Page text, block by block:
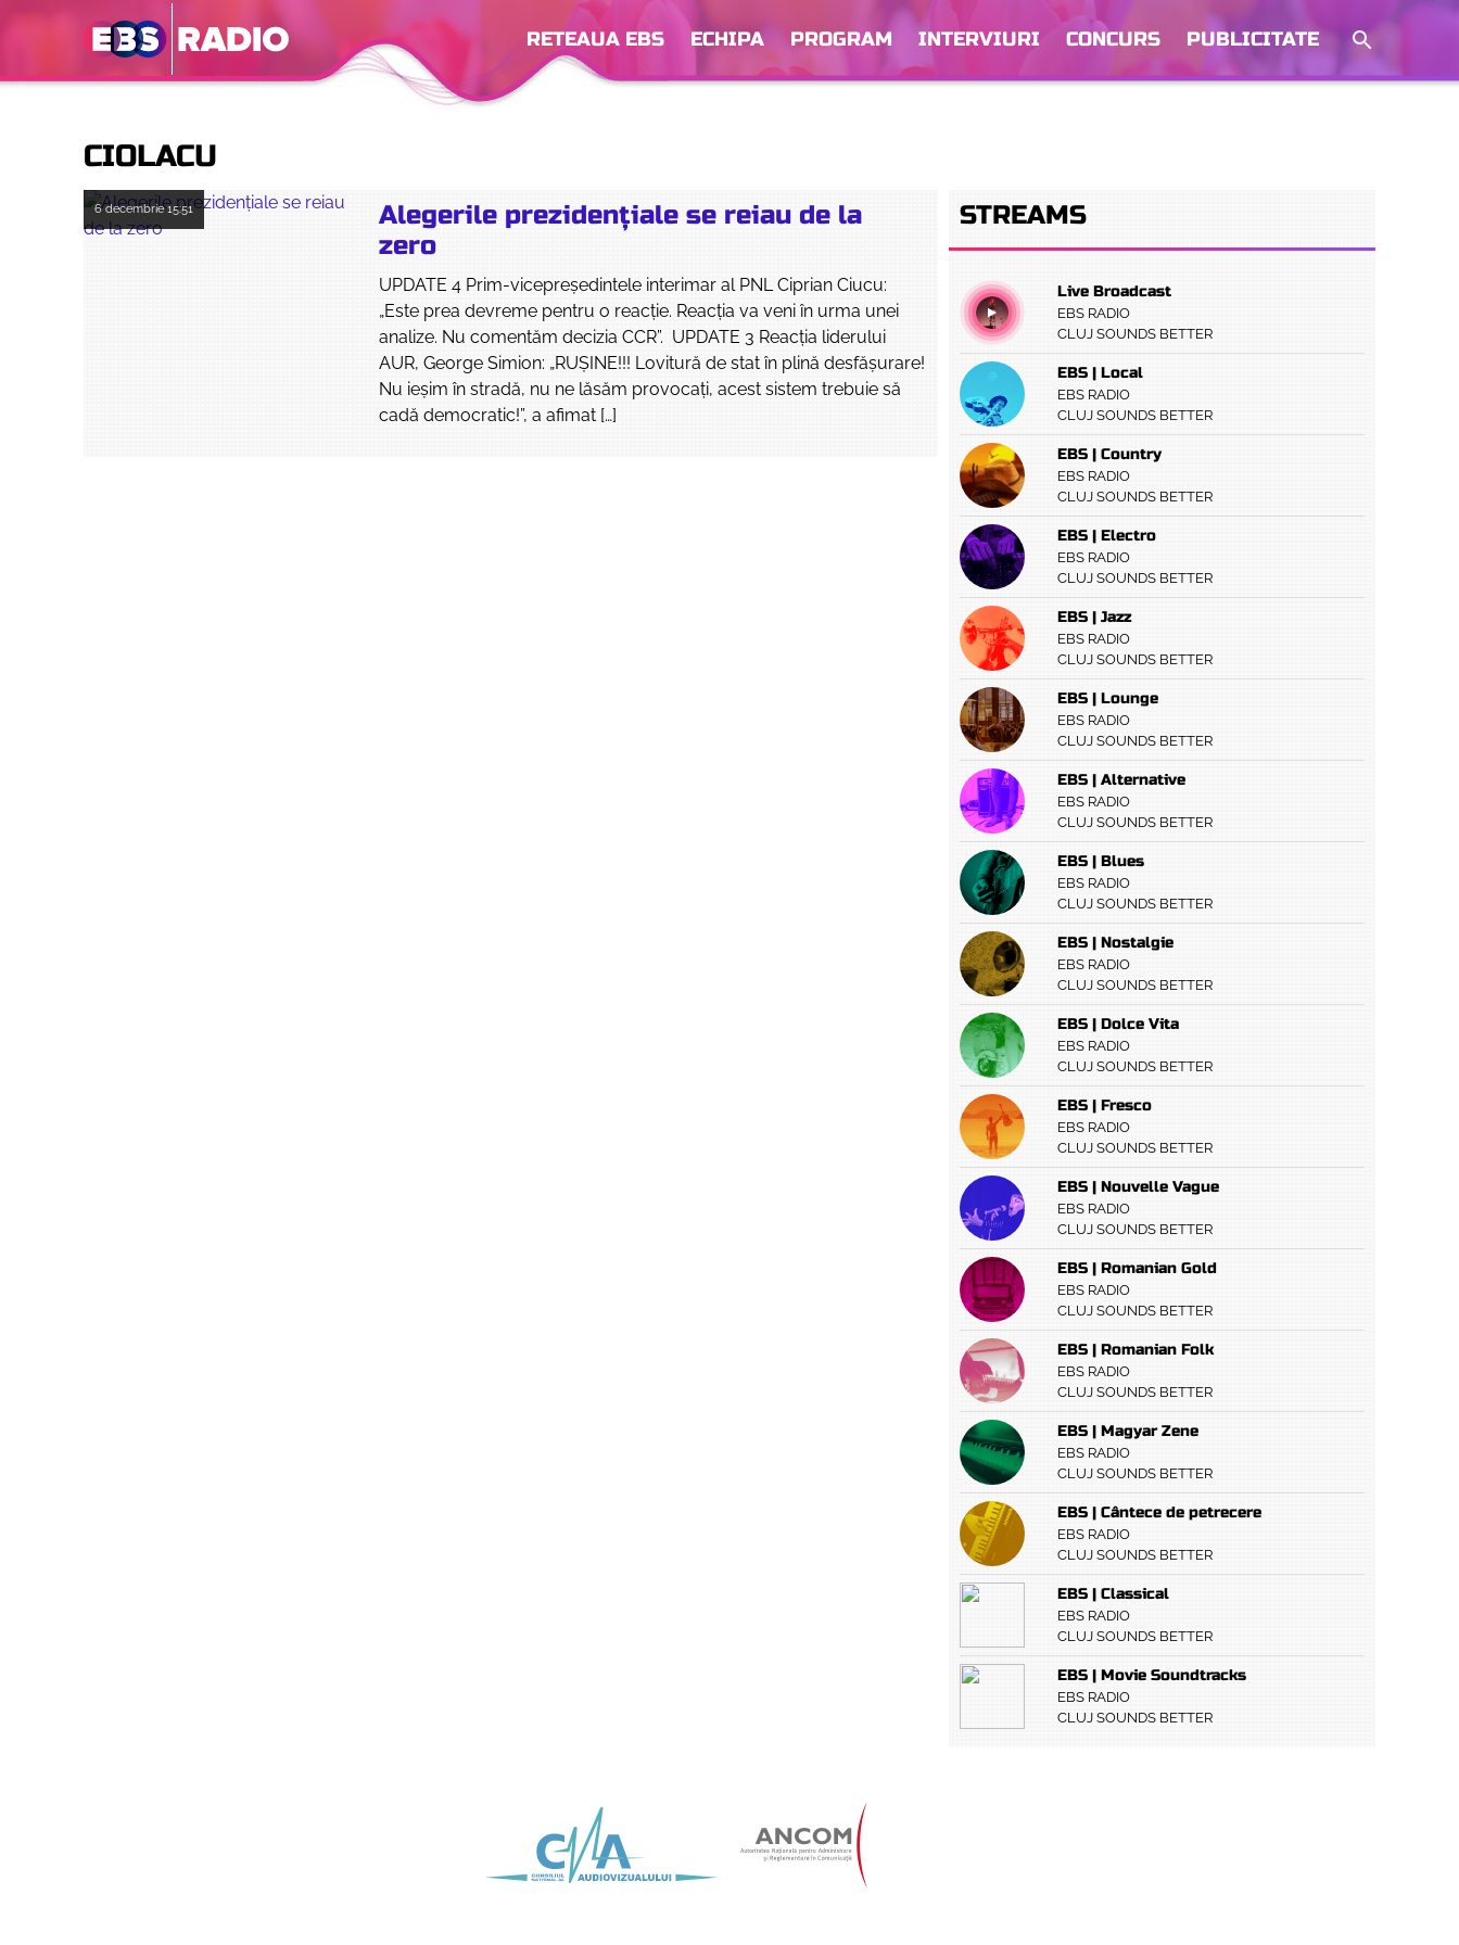
RETEAUA EBS ECHIPA PROGRAM INTERVIURI CONCURS PUBLICITATE
CIOLACU
6 decembrie15:51
Alegerile prezidenţiale se reiau de la
zero
UPDATE 4 Prim-vicepreşedintele interimar al PNL Ciprian Ciucu:
„Este prea devreme pentru o reacţie. Reacţia va veni în urma unei
analize. Nu comentăm decizia CCR”. UPDATE 3 Reacţia liderului
AUR, George Simion: „RUŞINE!!! Lovitură de stat în plină desfăşurare!
Nu ieşim în stradă, nu ne lăsăm provocaţi, acest sistem trebuie să
cadă democratic!”, a afimat […]
STREAMS
Live Broadcast
EBS RADIO
CLUJ SOUNDS BETTER
EBS | Local
EBS RADIO
CLUJ SOUNDS BETTER
EBS | Country
EBS RADIO
CLUJ SOUNDS BETTER
EBS | Electro
EBS RADIO
CLUJ SOUNDS BETTER
EBS | Jazz
EBS RADIO
CLUJ SOUNDS BETTER
EBS | Lounge
EBS RADIO
CLUJ SOUNDS BETTER
EBS | Alternative
EBS RADIO
CLUJ SOUNDS BETTER
EBS | Blues
EBS RADIO
CLUJ SOUNDS BETTER
EBS | Nostalgie
EBS RADIO
CLUJ SOUNDS BETTER
EBS | Dolce Vita
EBS RADIO
CLUJ SOUNDS BETTER
EBS | Fresco
EBS RADIO
CLUJ SOUNDS BETTER
EBS | Nouvelle Vague
EBS RADIO
CLUJ SOUNDS BETTER
EBS | Romanian Gold
EBS RADIO
CLUJ SOUNDS BETTER
EBS | Romanian Folk
EBS RADIO
CLUJ SOUNDS BETTER
EBS | Magyar Zene
EBS RADIO
CLUJ SOUNDS BETTER
EBS | Cântece de petrecere
EBS RADIO
CLUJ SOUNDS BETTER
EBS | Classical
EBS RADIO
CLUJ SOUNDS BETTER
EBS | Movie Soundtracks
EBS RADIO
CLUJ SOUNDS BETTER